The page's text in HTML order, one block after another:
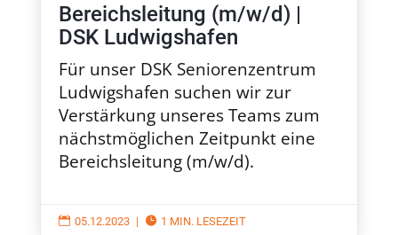
Bereichsleitung (m/w/d) |
DSK Ludwigshafen
Für unser DSK Seniorenzentrum
Ludwigshafen suchen wir zur
Verstärkung unseres Teams zum
nächstmöglichen Zeitpunkt eine
Bereichsleitung (m/w/d).
 05.12.2023 |  1 MIN. LESEZEIT